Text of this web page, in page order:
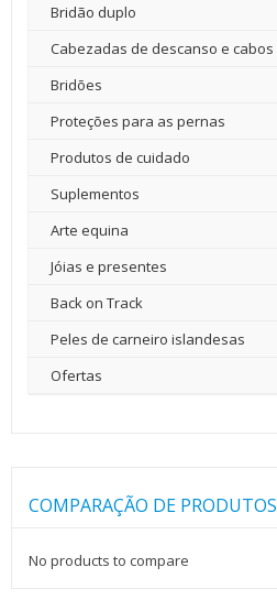
Bridão duplo
Cabezadas de descanso e cabos
Bridões
Proteções para as pernas
Produtos de cuidado
Suplementos
Arte equina
Jóias e presentes
Back on Track
Peles de carneiro islandesas
Ofertas
COMPARAÇÃO DE PRODUTOS
No products to compare